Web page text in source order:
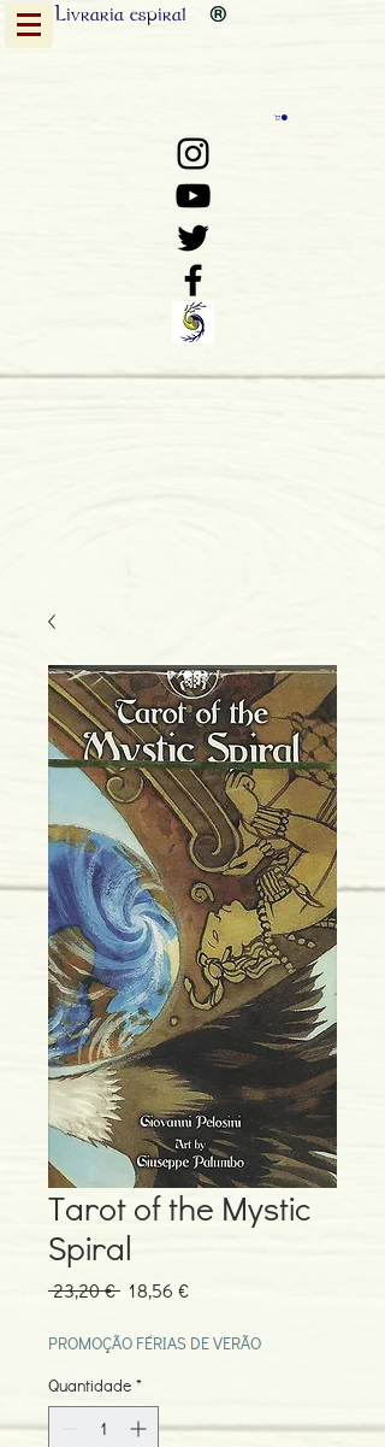
Livraria espiral
Tarot of the Mystic
Spiral
23,20 € Preço
18,56 €Preço
PROMOÇÃO FÉRIAS DE VERÃO
Quantidade *